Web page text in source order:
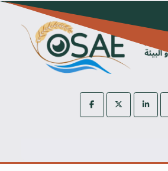
Skip
content